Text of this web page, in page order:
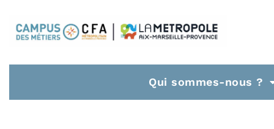
Qui sommes-nous ?